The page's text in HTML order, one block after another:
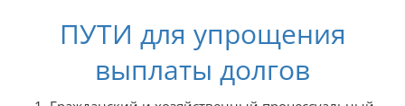
ПУТИ для упрощения
выплаты долгов